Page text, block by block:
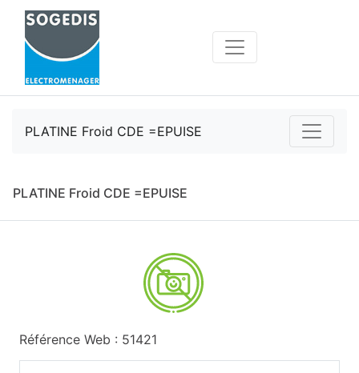
PLATINE Froid CDE =EPUISE
PLATINE Froid CDE =EPUISE
Référence Web : 51421